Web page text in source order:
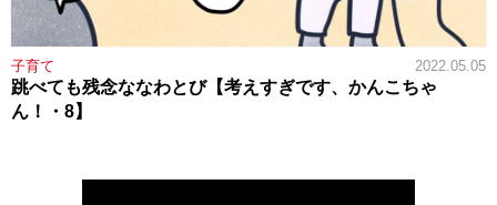
子育て 2022.05.05
跳べても残念ななわとび【考えすぎです、かんこちゃ
ん！・8】